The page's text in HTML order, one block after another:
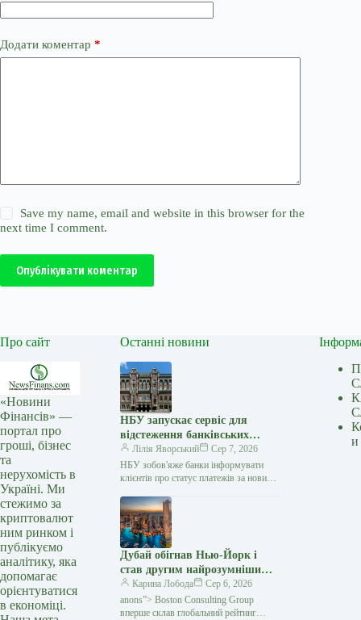
Додати коментар *
Save my name, email and website in this browser for the
next time I comment.
Опублікувати коментар
Про сайт
«Новини
Фінансів» —
портал про
гроші, бізнес
та
нерухомість в
Україні. Ми
стежимо за
криптовалют
ним ринком і
публікуємо
аналітику, яка
допомагає
орієнтуватися
в економіці.
Останні новини
НБУ запускає сервіс для
відстеження банківських
платежів
Лілія Яворський
Сер 7, 2026
НБУ зобов'яже банки інформувати
клієнтів про статус платежів за новими
Національний банк України визначив
правила функціонування
Дубай обігнав Нью-Йорк і
став другим найрозумнішим
містом світу — Мінфін
Карина Лобода
Сер 6, 2026
anons”> Boston Consulting Group
вперше склав глобальний рейтинг
и